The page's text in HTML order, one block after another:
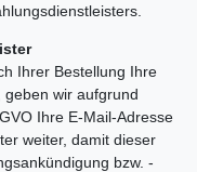
Ihrer Bestellung Ihre
wir aufgrund
Ihre E-Mail-Adresse
weiter, damit dieser
bzw. -